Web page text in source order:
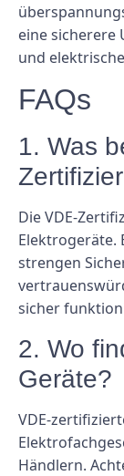
eine sicherere
und
FAQs
1. Was
Die VDE-
Elektrogeräte.
strengen
sicher
2. Wo
Geräte?
VDE-
Händlern.